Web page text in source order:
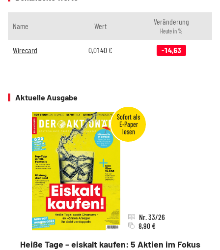
Name Wert Veränderung
Heute in %
Wirecard 0,0140€ -14,63
Aktuelle Ausgabe
Heiße Tage – eiskalt kaufen: 5 Aktien im Fokus
Nr. 33/26
8,90 €